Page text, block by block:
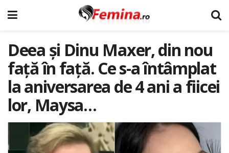
Deea și Dinu Maxer, din nou
față în față. Ce s-a întâmplat
la aniversarea de 4 ani a fiicei
lor, Maysa…